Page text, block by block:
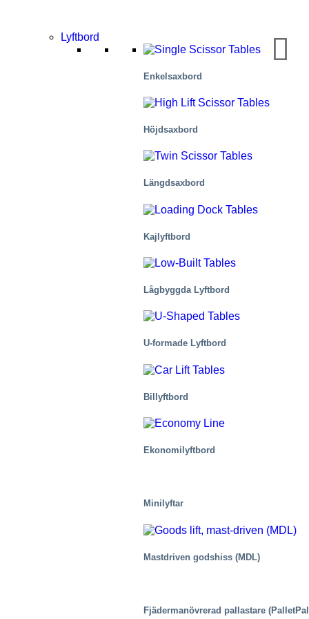
Lyftbord
Enkelsaxbord
Höjdsaxbord
Längdsaxbord
Kajlyftbord
Lågbyggda Lyftbord
U-formade Lyftbord
Billyftbord
Ekonomilyftbord
Minilyftar
Mastdriven godshiss (MDL)
Fjädermanövrerad pallastare